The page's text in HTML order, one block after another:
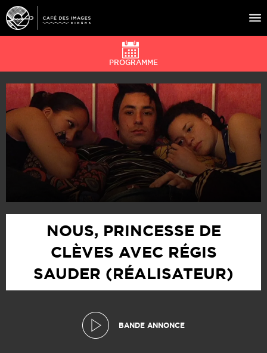
À L’AFFICHE
ÉVÉNEMENTS
CAFÉ DU CINÉ
PRATIQUE
ÉDUCATION AUX IMAGES
PROGRAMME
NOUS, PRINCESSE DE
CLÈVES AVEC RÉGIS
SAUDER (RÉALISATEUR)
BANDE ANNONCE